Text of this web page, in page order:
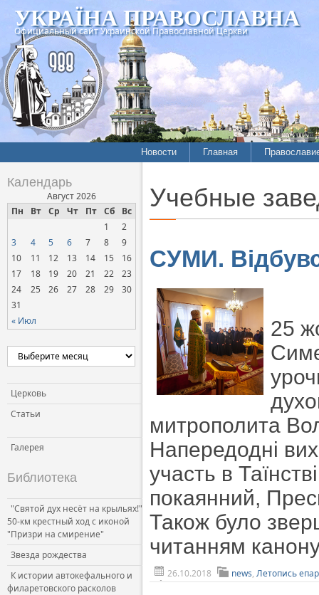
УКРАЇНА ПРАВОСЛАВНА
Официальный сайт Украинской Православной Церкви
Новости
Межконфессиональные
отношения
Официальная хроника
СОЦИАЛЬНОЕ
СЛУЖЕНИЕ
Церковь и власть
Церковь и общество
Церковь и СМИ
Главная
История
Календарь
Август 2026
Пн
Вт Ср Чт Пт Сб Вс
« Июл
1
2
3
4 5 6 7 8
9
10
11 12 13 14 15
16
17
18 19 20 21 22
23
24
25 26 27 28 29
30
31
Церковь
Статьи
Галерея
Библиотека
"Святой дух несёт на крыльях!"
50-км крестный ход с иконой
"Призри на смирение"
Звезда рождества
К истории автокефального и
филаретовского расколов
Учебные
СУМИ.
25
митрополита
Напередодні
участь в
покаянний,
Також було
читанням
26.10.2018 news, Летопись